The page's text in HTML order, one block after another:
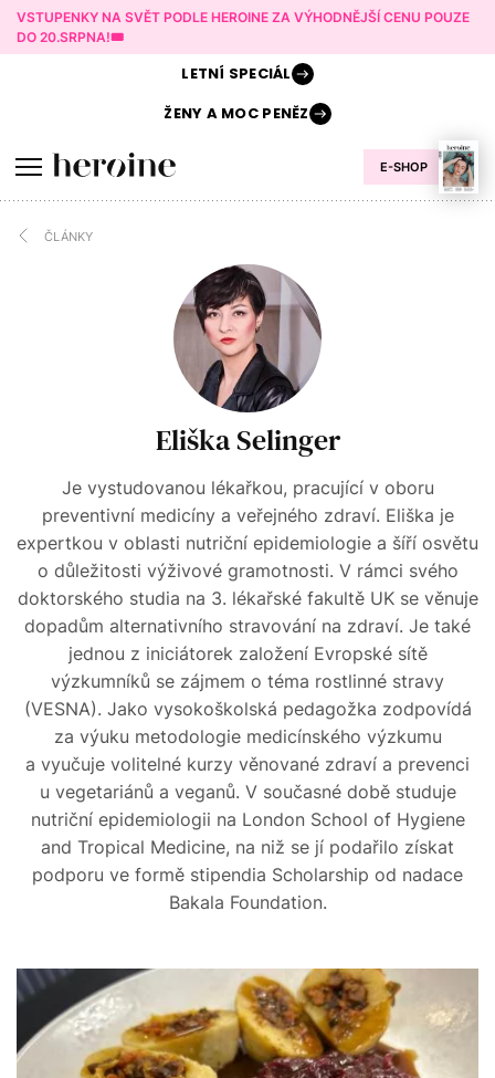
VSTUPENKY NA SVĚT PODLE HEROINE ZA VÝHODNĚJŠÍ CENU POUZE
DO 20.SRPNA!🎟️
E-SHOP
LETNÍ SPECIÁL
ŽENY AMOC PENĚZ
ČLÁNKY
Eliška Selinger
Je vystudovanou lékařkou, pracující v oboru
preventivní medicíny a veřejného zdraví. Eliška je
expertkou v oblasti nutriční epidemiologie a šíří osvětu
o důležitosti výživové gramotnosti. V rámci svého
doktorského studia na 3. lékařské fakultě UK se věnuje
dopadům alternativního stravování na zdraví. Je také
jednou z iniciátorek založení Evropské sítě
výzkumníků se zájmem o téma rostlinné stravy
(VESNA). Jako vysokoškolská pedagožka zodpovídá
za výuku metodologie medicínského výzkumu
a vyučuje volitelné kurzy věnované zdraví a prevenci
u vegetariánů a veganů. V současné době studuje
nutriční epidemiologii na London School of Hygiene
and Tropical Medicine, na niž se jí podařilo získat
podporu ve formě stipendia Scholarship od nadace
Bakala Foundation.